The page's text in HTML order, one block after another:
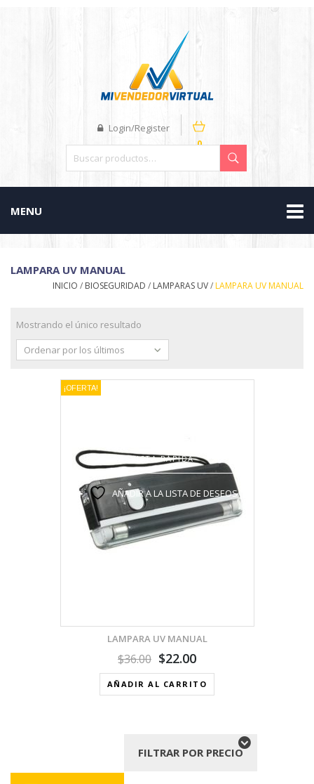
0
Login/Register
MENU
LAMPARA UV MANUAL
INICIO / BIOSEGURIDAD / LAMPARAS UV/LAMPARA UV MANUAL
Mostrando el único resultado
Ordenar por los últimos
¡OFERTA!
VISTA RÁPIDA
AÑADIR A LA LISTA DE DESEOS
LAMPARA UV MANUAL
$36.00 $22.00
AÑADIR AL CARRITO
FILTRAR POR PRECIO